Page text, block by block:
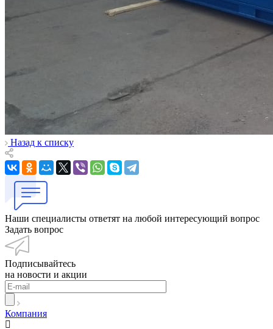
Назад к списку
Наши специалисты ответят на любой интересующий вопрос
Задать вопрос
Подписывайтесь
на новости и акции
Компания